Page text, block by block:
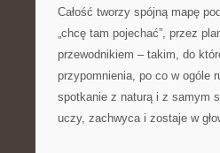
Całość tworzy spójną mapę
„chcę tam pojechać”, przez
przewodnikiem – takim, do
przypomnienia, po co w ogóle
spotkanie z naturą i z samym
uczy, zachwyca i zostaje w